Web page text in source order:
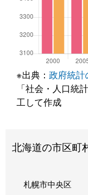
※出典： 政府統計
「社会・人口統
工して作成
北海道の市区町
札幌市中央区